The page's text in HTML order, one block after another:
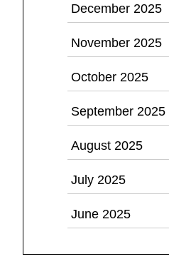
December 2025
November 2025
October 2025
September 2025
August 2025
July 2025
June 2025